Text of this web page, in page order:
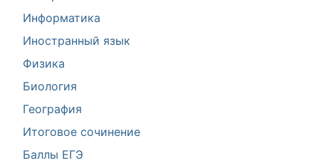
Информатика
Иностранный язык
Физика
Биология
География
Итоговое сочинение
Баллы ЕГЭ